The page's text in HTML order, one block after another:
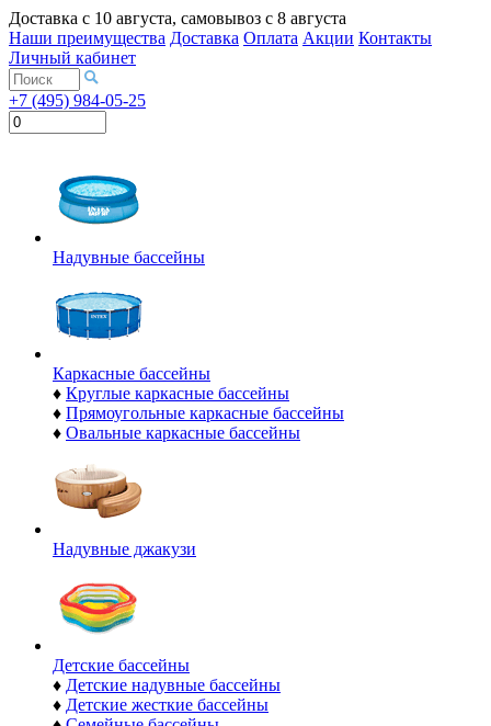
Доставка с 10 августа, самовывоз с 8 августа
Наши преимущества Доставка Оплата Акции Контакты
Личный кабинет
+7 (495) 984-05-25
Надувные бассейны
Каркасные бассейны
♦ Круглые каркасные бассейны
♦ Прямоугольные каркасные бассейны
♦ Овальные каркасные бассейны
Надувные джакузи
Детские бассейны
♦ Детские надувные бассейны
♦ Детские жесткие бассейны